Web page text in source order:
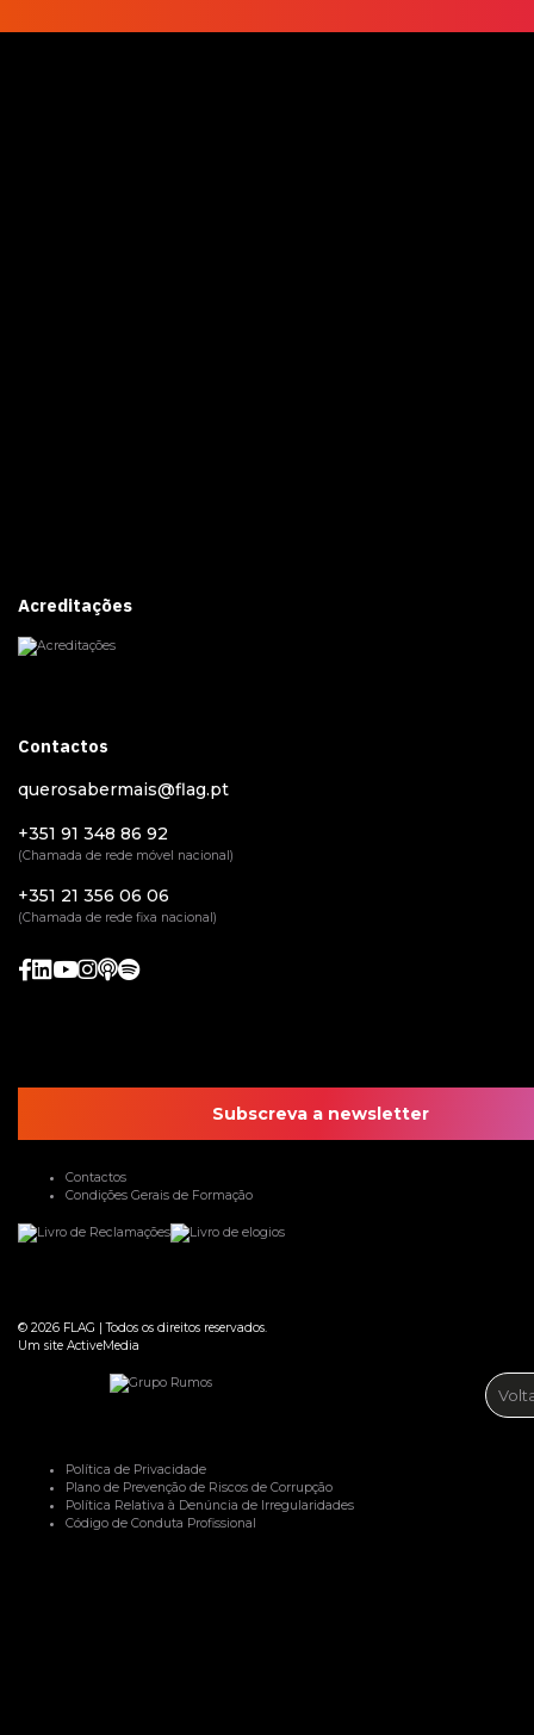
Acreditações
Contactos
querosabermais@flag.pt
+351 91 348 86 92
(Chamada de rede móvel nacional)
+351 21 356 06 06
(Chamada de rede fixa nacional)
Subscreva a newsletter
Contactos
Condições Gerais de Formação
© 2026 FLAG |Todos os direitos reservados.
Um site ActiveMedia
Política de Privacidade
Plano de Prevenção de Riscos de Corrupção
Política Relativa à Denúncia de Irregularidades
Código de Conduta Profissional